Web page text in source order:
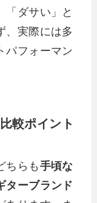
「ダサい」と
、実際には多
パフォーマン
較ポイント
ちらも 手頃な
ターブランド